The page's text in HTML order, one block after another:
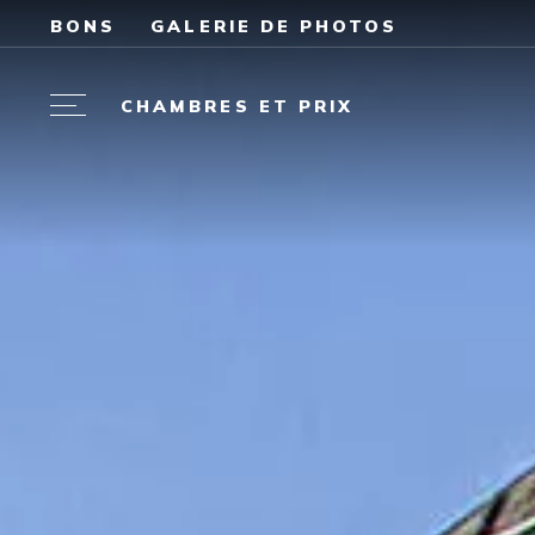
BONS GALERIE DE PHOTOS
CHAMBRES ET PRIX